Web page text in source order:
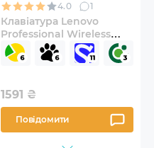
4.0 1
Клавіатура Lenovo
Professional Wireless
Black (4Y41D64797)
1591 ₴
Повідомити